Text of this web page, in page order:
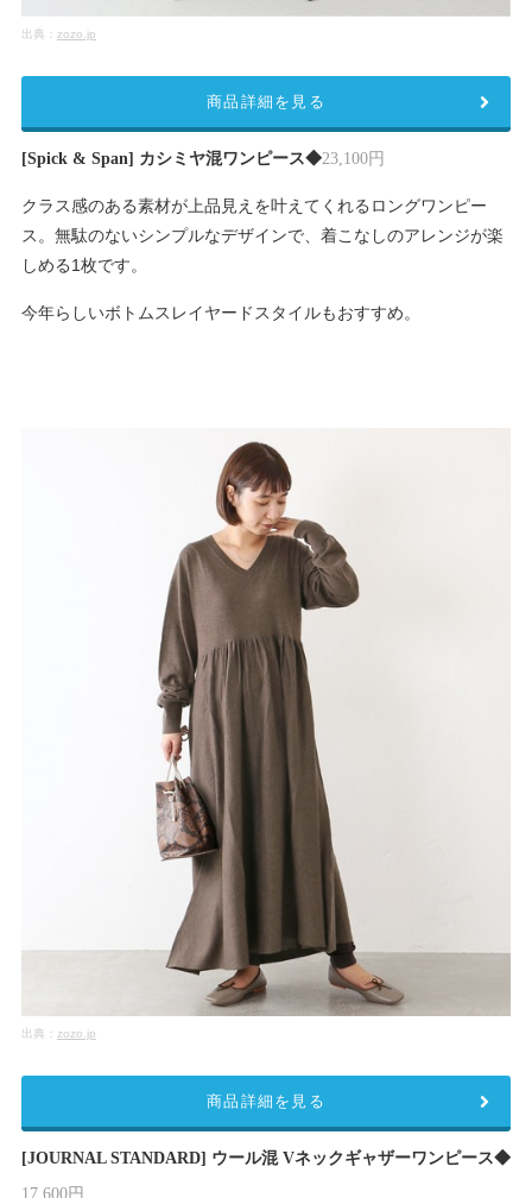
出典： zozo.jp
[Spick & Span] カシミヤ混ワンピース◆23,100円
クラス感のある素材が上品見えを叶えてくれるロングワンピー
ス。無駄のないシンプルなデザインで、着こなしのアレンジが楽
しめる1枚です。
今年らしいボトムスレイヤードスタイルもおすすめ。
商品詳細を見る
出典： zozo.jp
[JOURNAL STANDARD] ウール混 Vネックギャザーワンピース◆
17,600円
商品詳細を見る